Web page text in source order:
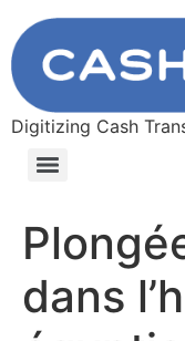
Digitizing Cash
dans